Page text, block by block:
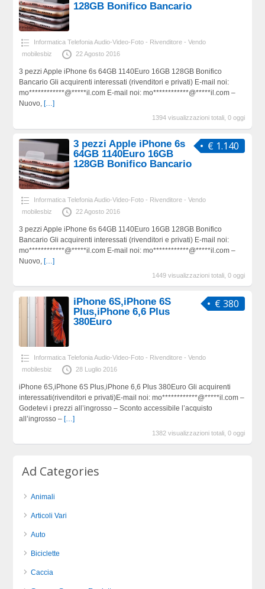
128GB Bonifico Bancario
Informatica Telefonia Audio-Video-Foto - Rivenditore - Vendo
mobilesbiz
22 Agosto 2016
3 pezzi Apple iPhone 6s 64GB 1140Euro 16GB 128GB Bonifico
Bancario Gli acquirenti interessati (rivenditori e privati) E-mail noi:
mo************@*****il.com E-mail noi: mo************@*****il.com –
Nuovo, […]
1394 visualizzazioni totali, 0 oggi
€ 1.140
3 pezzi Apple iPhone 6s
64GB 1140Euro 16GB
128GB Bonifico Bancario
Informatica Telefonia Audio-Video-Foto - Rivenditore - Vendo
mobilesbiz
22 Agosto 2016
3 pezzi Apple iPhone 6s 64GB 1140Euro 16GB 128GB Bonifico
Bancario Gli acquirenti interessati (rivenditori e privati) E-mail noi:
mo************@*****il.com E-mail noi: mo************@*****il.com –
Nuovo, […]
1449 visualizzazioni totali, 0 oggi
€ 380
iPhone 6S,iPhone 6S
Plus,iPhone 6,6 Plus
380Euro
Informatica Telefonia Audio-Video-Foto - Rivenditore - Vendo
mobilesbiz
28 Luglio 2016
iPhone 6S,iPhone 6S Plus,iPhone 6,6 Plus 380Euro Gli acquirenti
interessati(rivenditori e privati)E-mail noi: mo************@*****il.com –
Godetevi i prezzi all’ingrosso – Sconto accessibile l’acquisto
all’ingrosso – […]
1382 visualizzazioni totali, 0 oggi
Ad Categories
Animali
Articoli Vari
Auto
Biciclette
Caccia